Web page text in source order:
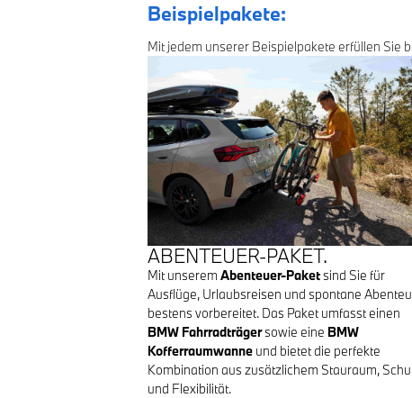
Beispielpakete:
Mit jedem unserer Beispielpakete erfüllen Sie
ABENTEUER-PAKET.
Mit unseremAbenteuer-Paketsind Sie für
Ausflüge, Urlaubsreisen und spontane
bestens vorbereitet. Das Paket umfasst einen
BMW Fahrradträgersowie eine BMW
Kofferraumwanne und bietet die perfekte
Kombination aus zusätzlichem Stauraum,
und Flexibilität.